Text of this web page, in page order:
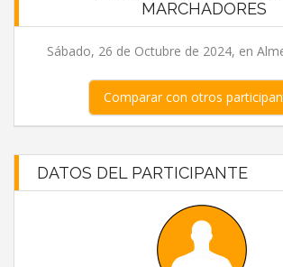
MARCHADORES
Sábado, 26 de Octubre de 2024, en
Comparar con otros
DATOS DEL PARTICIPANTE